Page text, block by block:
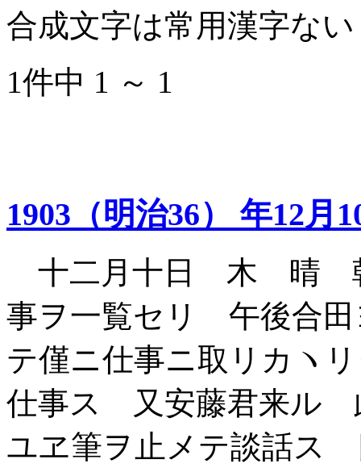
合成文字は常用漢字な
1件中 1 ～ 1
1903（明治36） 年12月
十二月十日 木 晴
事ヲ一覧セリ 午後合田
テ僅ニ仕事ニ取リカヽ
仕事ス 又安藤君来ル
ユヱ筆ヲ止メテ談話ス